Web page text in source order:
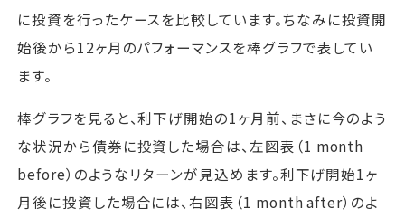
に投資を行ったケースを比較しています。ちなみに投資開
始後から12ヶ月のパフォーマンスを棒グラフで表してい
ます。
棒グラフを見ると、利下げ開始の1ヶ月前、まさに今のよう
な状況から債券に投資した場合は、左図表（1 month
before）のようなリターンが見込めます。利下げ開始1ヶ
月後に投資した場合には、右図表（1 month after）のよ